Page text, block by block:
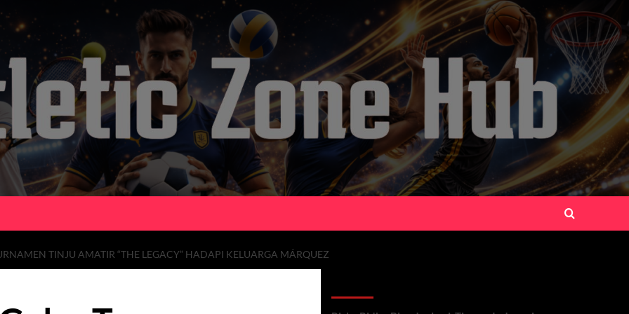
TINJU AMATIR “THE LEGACY” HADAPI KELUARGA MÁRQUEZ